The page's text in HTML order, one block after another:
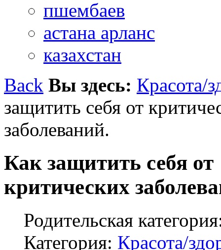
пшембаев
астана арланс
казахстан
Back Вы здесь: Красота/
защитить себя от
заболеваний.
Как защитить себя от
критических
Родительская
Категория: Красота/